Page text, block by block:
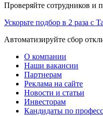
Проверяйте сотрудников и
Ускорьте подбор в 2 раза с
Автоматизируйте сбор
О компании
Наши вакансии
Партнерам
Реклама на сайте
Новости и статьи
Инвесторам
Кандидаты по